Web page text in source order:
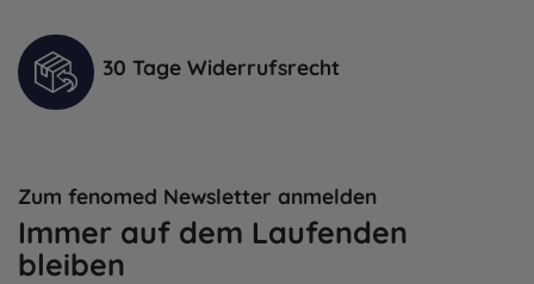
30 Tage Widerrufsrecht
Zum fenomed Newsletter anmelden
Immer auf dem Laufenden
bleiben